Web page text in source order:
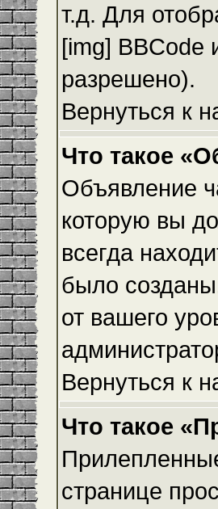
т.д. Для
[img] BBCode
разрешено).
Вернуться к
Что такое
Объявление
которую вы
всегда
было
от вашего
Вернуться к
Что такое
странице